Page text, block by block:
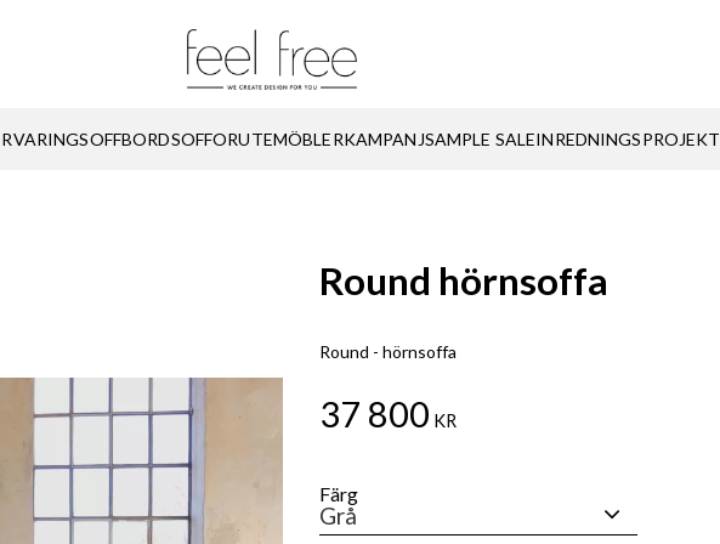
SOFFBORDSOFFORUTEMÖBLERKAMPANJSAMPLE SALEINREDNINGSPROJEKT
Round hörnsoffa
Round - hörnsoffa
37 800 KR
Färg